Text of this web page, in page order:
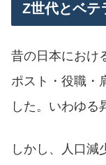
Z世代とベテ
昔の日本におけ
ポスト・役職・
した。いわゆる
しかし、人口減